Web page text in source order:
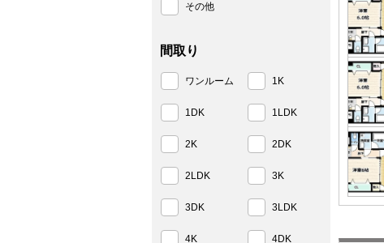
その他
間取り
ワンルーム 1K
1DK 1LDK
2K 2DK
2LDK 3K
3DK 3LDK
4K 4DK